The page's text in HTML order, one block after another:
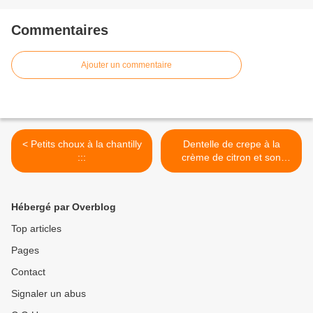
Commentaires
Ajouter un commentaire
< Petits choux à la chantilly
:::
Dentelle de crepe à la
crème de citron et son
coulis de lavande ::: >
Hébergé par Overblog
Top articles
Pages
Contact
Signaler un abus